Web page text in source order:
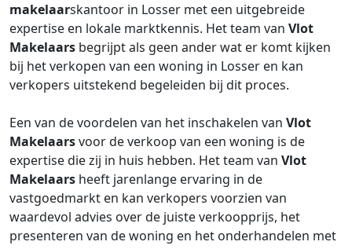
makelaarskantoor in Losser met een uitgebreide
expertise en lokale marktkennis. Het team van Vlot
Makelaars begrijpt als geen ander wat er komt kijken
bij het verkopen van een woning in Losser en kan
verkopers uitstekend begeleiden bij dit proces.
Een van de voordelen van het inschakelen van Vlot
Makelaarsvoor de verkoop van een woning is de
expertise die zij in huis hebben. Het team van Vlot
Makelaars heeft jarenlange ervaring in de
vastgoedmarkt en kan verkopers voorzien van
waardevol advies over de juiste verkoopprijs, het
presenteren van de woning en het onderhandelen met